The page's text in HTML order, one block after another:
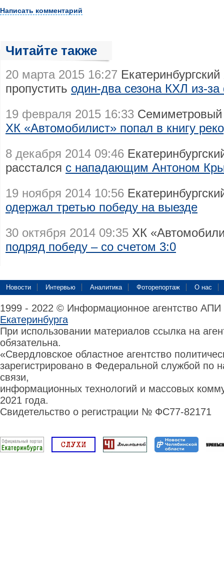
Написать комментарий
Читайте также
20 марта 2015 16:27
пропустить один-два сезона КХЛ из-
19 февраля 2015 16:33
ХК «Автомобилист» попал в книгу
8 декабря 2014 09:46
расстался с нападающим Антоном
19 ноября 2014 10:56
одержал третью победу на выезде
30 октября 2014 09:35 ХК
подряд победу – со счетом 3:0
Новости Интервью Аналитика Фоторепортаж О нас
1999 - 2022 © Информационное агентство
Екатеринбурга
При использовании материалов ссылка на
обязательна.
«Свердловское областное агентство
зарегистрировано в Федеральной службой по
связи,
информационных технологий и массовых
2021 года.
Свидетельство о регистрации № ФС77-82171